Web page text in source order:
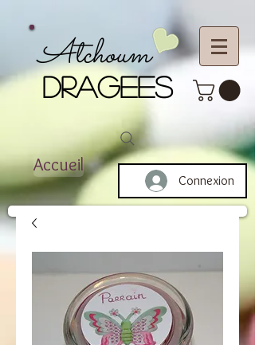
DRAGEES
Atchoum
Accueil
Connexion